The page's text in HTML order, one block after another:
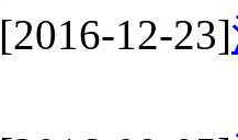
[2016-12-23]